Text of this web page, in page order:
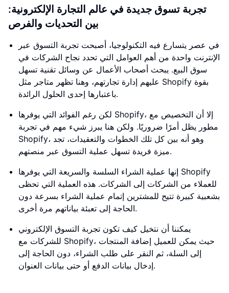
تجربة تسوق جديدة في عالم التجارة الإلكترونية:
بين التحديات والفرص
في عصر يتسارع فيه التكنولوجيا، أصبحت تجربة التسوق عبر
الإنترنت واحدة من أهم العوامل التي تحدد نجاح الشركات في
سوق البيع. يبحث أصحاب الأعمال عن وسائل تقنية تسهل
عليهم إدارة تجارتهم، وهنا تظهر متاجر مثل Shopify بقوة
باعتبارها إحدى الحلول الرائدة.
لكن رغم الفوائد التي يوفرها Shopify، إلا أن التخصيص مع
مطور يظل أمرًا ضروريًا. ولكن هنا يبرز شيء مهم في تجربة
Shopify، وهو أنه بين كل تلك الخطوات والتعقيدات، تجد
ميزة فريدة تسهل عملية التسوق عبر منصتهم.
إنها عملية الشراء السلسة والسريعة التي يوفرها Shopify
للعملاء من الشركات إلى الشركات. هذه العملية التي تحظى
بشعبية كبيرة تتيح للمشترين إتمام عملية الشراء بسرعة دون
الحاجة إلى تعبئة بياناتهم مرة أخرى.
يمكننا أن نتخيل كيف تكون تجربة التسوق الإلكتروني
للشركات مع Shopify، حيث يمكن للعميل إضافة المنتجات
إلى السلة، ثم النقر على طلب الشراء، دون الحاجة إلى
إدخال بيانات الدفع أو حتى بيانات العنوان.